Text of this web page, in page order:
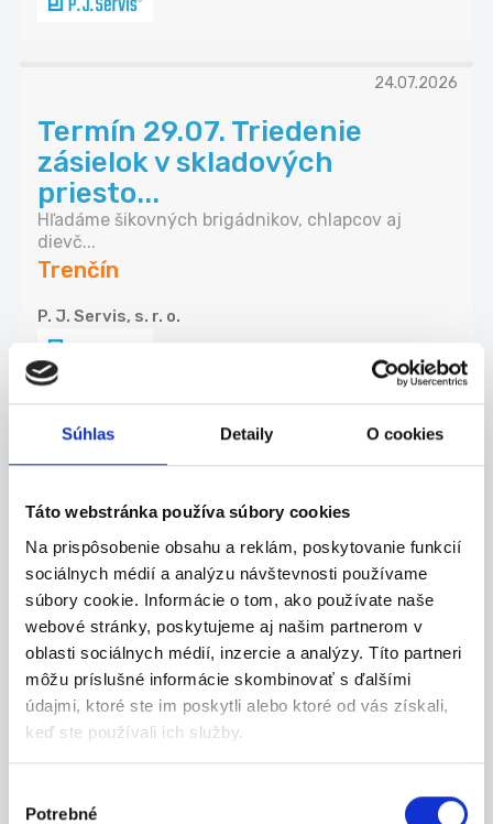
Súhlas Detaily O cookies
Táto webstránka používa súbory cookies
Na prispôsobenie obsahu a reklám, poskytovanie funkcií
sociálnych médií a analýzu návštevnosti používame
súbory cookie. Informácie o tom, ako používate naše
webové stránky, poskytujeme aj našim partnerom v
oblasti sociálnych médií, inzercie a analýzy. Títo partneri
môžu príslušné informácie skombinovať s ďalšími
údajmi, ktoré ste im poskytli alebo ktoré od vás získali,
keď ste používali ich služby.
súhlasu
Potrebné
24.07.2026
Termín 29.07. Triedenie
zásielok v skladových
priesto...
Hľadáme šikovných brigádnikov, chlapcov aj
dievč...
Trenčín
P. J. Servis, s. r. o.
24.07.2026
zásielok v skladových
priesto...
Hľadáme šikovných brigádnikov, chlapcov aj
dievč...
Trenčín
P. J. Servis, s. r. o.